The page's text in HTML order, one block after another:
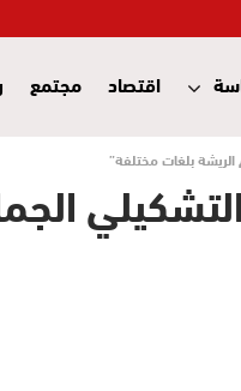
اقتصاد مجتمع
الريشة بلغات مختلفة”
التشكيلي